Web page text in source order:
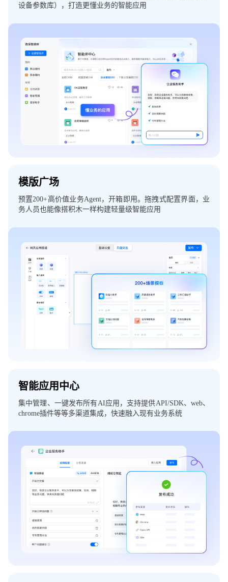
设备参数库），打造更懂业务的智能应用
模版广场
预置200+高价值业务Agent，开箱即用。拖拽式配置界面，业
务人员也能像搭积木一样构建轻量级智能应用
智能应用中心
集中管理、一键发布所有AI应用，支持提供API/SDK、web、
chrome插件等等多渠道集成，快速融入现有业务系统